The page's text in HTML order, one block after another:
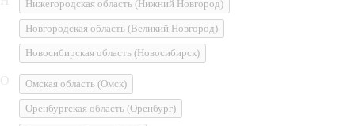
Нижегородская область (Нижний Новгород)
Новгородская область (Великий Новгород)
Новосибирская область (Новосибирск)
Омская область (Омск)
Оренбургская область (Оренбург)